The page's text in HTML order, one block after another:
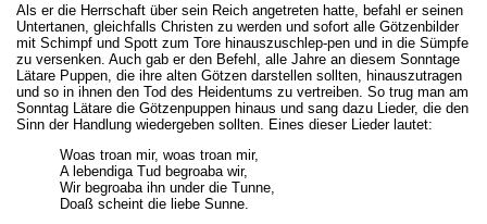
Als er die Herrschaft über sein Reich angetreten hatte, befahl er seinen
Untertanen, gleichfalls Christen zu werden und sofort alle Götzenbilder
mit Schimpf und Spott zum Tore hinauszuschlep-pen und in die Sümpfe
zu versenken. Auch gab er den Befehl, alle Jahre an diesem Sonntage
Lätare Puppen, die ihre alten Götzen darstellen sollten, hinauszutragen
und so in ihnen den Tod des Heidentums zu vertreiben. So trug man am
Sonntag Lätare die Götzenpuppen hinaus und sang dazu Lieder, die den
Sinn der Handlung wiedergeben sollten. Eines dieser Lieder lautet:
Woas troan mir, woas troan mir,
A lebendiga Tud begroaba wir,
Wir begroaba ihn under die Tunne,
Doaß scheint die liebe Sunne.